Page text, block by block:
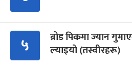
५
ब्रोड पिकमा ज्यान
ल्याइयो (तस्वीरहरू)